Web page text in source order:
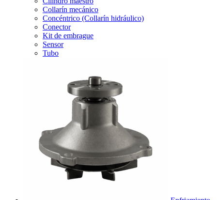
Collarín mecánico
Concéntrico (Collarín hidráulico)
Conector
Kit de embrague
Sensor
Tubo